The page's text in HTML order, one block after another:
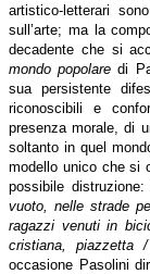
artistico-letterari
sull’arte; ma la
decadente che si
mondo popolare di
sua persistente
riconoscibili e
presenza morale, di
soltanto in quel
modello unico che si
possibile
vuoto, nelle strade
ragazzi venuti in
cristiana,
occasione Pasolini